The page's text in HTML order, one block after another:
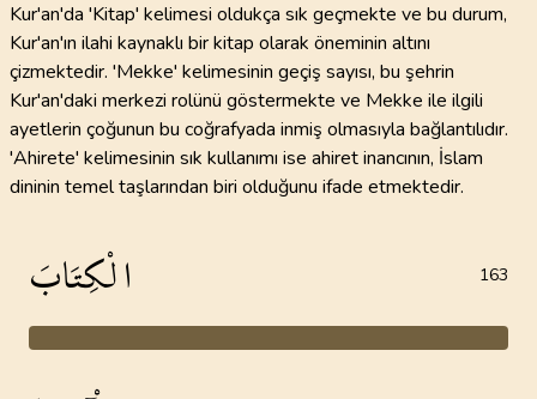
Kur'an'da 'Kitap' kelimesi oldukça sık geçmekte ve bu durum,
Kur'an'ın ilahi kaynaklı bir kitap olarak öneminin altını
çizmektedir. 'Mekke' kelimesinin geçiş sayısı, bu şehrin
Kur'an'daki merkezi rolünü göstermekte ve Mekke ile ilgili
ayetlerin çoğunun bu coğrafyada inmiş olmasıyla bağlantılıdır.
'Ahirete' kelimesinin sık kullanımı ise ahiret inancının, İslam
dininin temel taşlarından biri olduğunu ifade etmektedir.
الْكِتَابَ 163